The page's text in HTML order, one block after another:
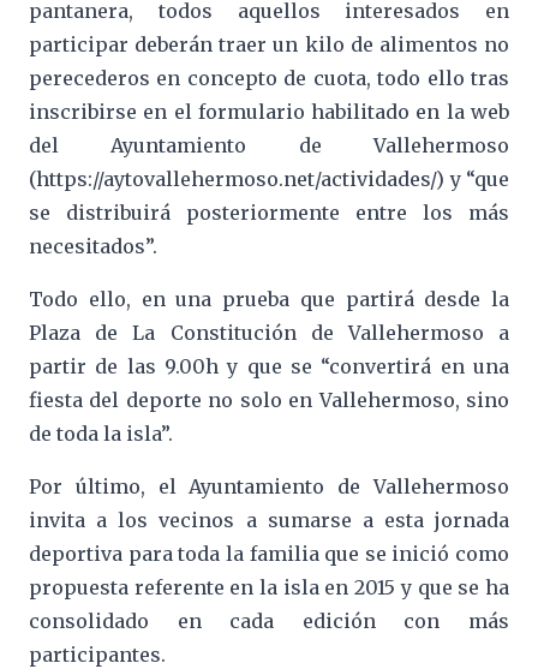
pantanera, todos aquellos interesados en
participar deberán traer un kilo de alimentos no
perecederos en concepto de cuota, todo ello tras
inscribirse en el formulario habilitado en la web
del Ayuntamiento de Vallehermoso
(https://aytovallehermoso.net/actividades/) y “que
se distribuirá posteriormente entre los más
necesitados”.
Todo ello, en una prueba que partirá desde la
Plaza de La Constitución de Vallehermoso a
partir de las 9.00h y que se “convertirá en una
fiesta del deporte no solo en Vallehermoso, sino
de toda la isla”.
Por último, el Ayuntamiento de Vallehermoso
invita a los vecinos a sumarse a esta jornada
deportiva para toda la familia que se inició como
propuesta referente en la isla en 2015 y que se ha
consolidado en cada edición con más
participantes.